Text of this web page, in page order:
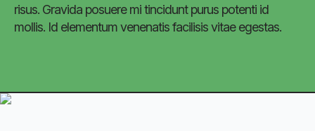
risus. Gravida posuere mi tincidunt purus potenti id
mollis. Id elementum venenatis facilisis vitae egestas.